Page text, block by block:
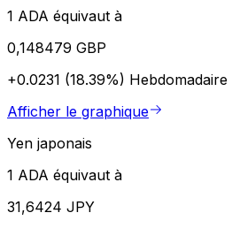
1 ADA équivaut à
0,148479 GBP
+0.0231 (18.39%) Hebdomadaire
Afficher le graphique
Yen japonais
1 ADA équivaut à
31,6424 JPY